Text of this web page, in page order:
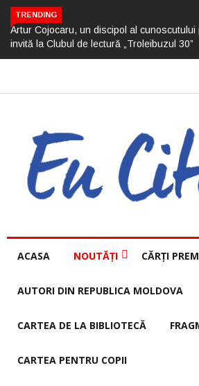
TRENDING
Artur Cojocaru, un discipol al cunoscutului
invită la Clubul de lectură „Troleibuzul 30”
ACASA NOUTĂȚI CĂRȚI
AUTORI DIN REPUBLICA MOLDOVA
CARTEA DE LA BIBLIOTECĂ
CARTEA PENTRU COPII